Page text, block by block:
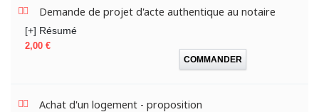
Demande de projet d'acte authentique au notaire
[+] Résumé
Prix
2,00 €
COMMANDER
Achat d'un logement - proposition